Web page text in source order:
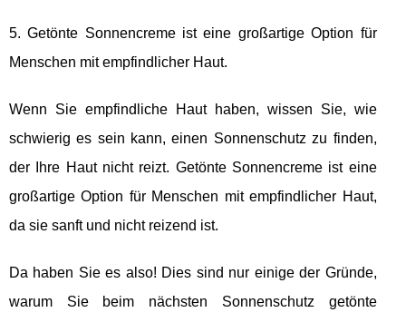
5. Getönte Sonnencreme ist eine großartige Option für
Menschen mit empfindlicher Haut.
Wenn Sie empfindliche Haut haben, wissen Sie, wie
schwierig es sein kann, einen Sonnenschutz zu finden,
der Ihre Haut nicht reizt. Getönte Sonnencreme ist eine
großartige Option für Menschen mit empfindlicher Haut,
da sie sanft und nicht reizend ist.
Da haben Sie es also! Dies sind nur einige der Gründe,
warum Sie beim nächsten Sonnenschutz getönte